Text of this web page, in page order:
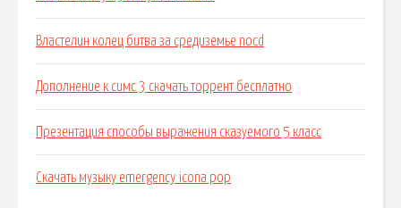
Властелин колец битва за средиземье nocd
Дополнение к симс 3 скачать торрент бесплатно
Презентация способы выражения сказуемого 5 класс
Скачать музыку emergency icona pop